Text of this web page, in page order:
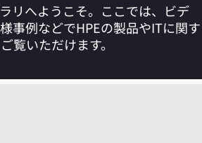
トは空です
リへようこそ。ここでは、ビデ
事例などでHPEの製品やITに関す
覧いただけます。